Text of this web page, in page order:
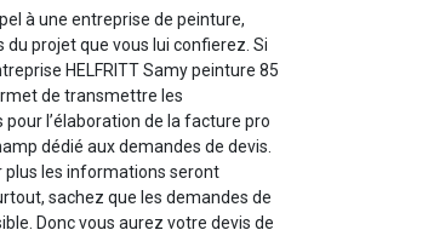
à une entreprise de peinture,
projet que vous lui confierez. Si
HELFRITT Samy peinture 85
de transmettre les
l’élaboration de la facture pro
dédié aux demandes de devis.
plus les informations seront
sachez que les demandes de
Donc vous aurez votre devis de